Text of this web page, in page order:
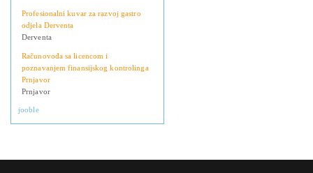
Profesionalni kuvar za razvoj gastro
odjela Derventa
Derventa
Računovođa sa licencom i
poznavanjem finansijskog kontrolinga
Prnjavor
Prnjavor
jooble